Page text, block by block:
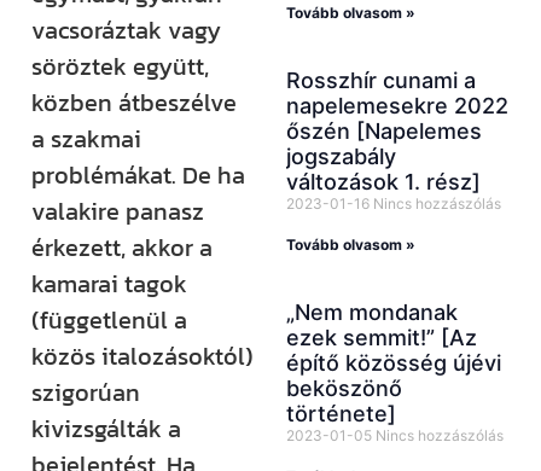
vacsoráztak vagy
söröztek együtt,
közben átbeszélve
a szakmai
problémákat. De ha
valakire panasz
érkezett, akkor a
kamarai tagok
(függetlenül a
közös italozásoktól)
szigorúan
kivizsgálták a
Tovább olvasom »
Rosszhír cunami a
napelemesekre 2022
őszén [Napelemes
jogszabály
változások 1. rész]
2023-01-16 Nincs hozzászólás
Tovább olvasom »
„Nem mondanak
ezek semmit!” [Az
építő közösség újévi
beköszönő
története]
2023-01-05 Nincs hozzászólás